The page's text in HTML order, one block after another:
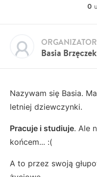
0
Basia Brzęczek
Nazywam się Basia.
letniej dziewczynki.
Pracuje i studiuje. Ale
końcem... :(
A to przez swoją